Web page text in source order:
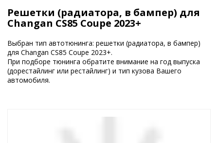
Решетки (радиатора, в бампер) для
Changan CS85 Coupe 2023+
Выбран тип автотюнинга: решетки (радиатора, в бампер)
для Changan CS85 Coupe 2023+.
При подборе тюнинга обратите внимание на год выпуска
(дорестайлинг или рестайлинг) и тип кузова Вашего
автомобиля.